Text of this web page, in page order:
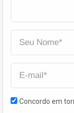
Concordo em